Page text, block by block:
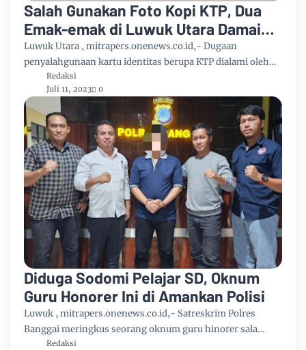
Salah Gunakan Foto Kopi KTP, Dua
Emak-emak di Luwuk Utara Damai
Didepan Polisi
Luwuk Utara , mitrapers.onenews.co.id,- Dugaan
penyalahgunaan kartu identitas berupa KTP dialami oleh…
Redaksi
Juli 11, 2023
0
Diduga Sodomi Pelajar SD, Oknum
Guru Honorer Ini di Amankan Polisi
Luwuk , mitrapers.onenews.co.id,- Satreskrim Polres
Banggai meringkus seorang oknum guru hinorer sala…
Redaksi